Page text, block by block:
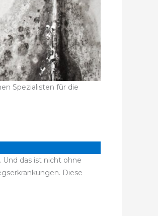
Spezialisten für die
das ist nicht ohne
Diese